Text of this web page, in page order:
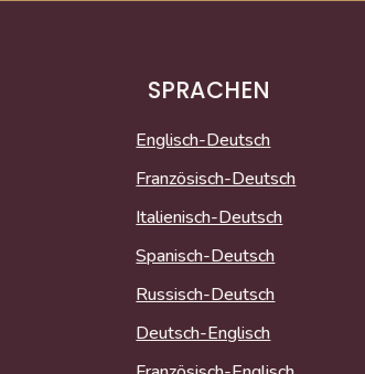
SPRACHEN
Englisch-Deutsch
Französisch-Deutsch
Italienisch-Deutsch
Spanisch-Deutsch
Russisch-Deutsch
Deutsch-Englisch